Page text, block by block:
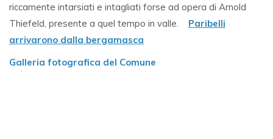
riccamente intarsiati e intagliati forse ad opera di Arnold
Thiefeld, presente a quel tempo in valle. Paribelli
arrivarono dalla bergamasca
Galleria fotografica del Comune